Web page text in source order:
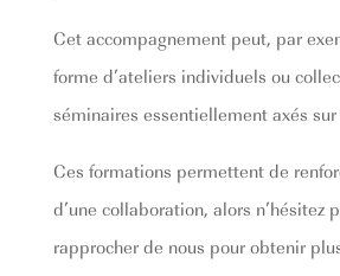
Cet accompagnement peut, par
forme d’ateliers individuels ou
séminaires essentiellement axés
Ces formations permettent de
d’une collaboration, alors n’hésitez
rapprocher de nous pour obtenir